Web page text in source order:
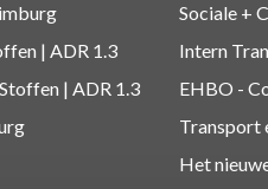
| ADR 1.3
| ADR 1.3
Sociale +
Intern
EHBO -
Transport
Het